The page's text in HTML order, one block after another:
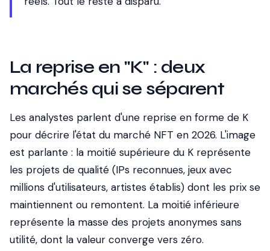
La reprise en "K" : deux
marchés qui se séparent
Les analystes parlent d'une reprise en forme de K
pour décrire l'état du marché NFT en 2026. L'image
est parlante : la moitié supérieure du K représente
les projets de qualité (IPs reconnues, jeux avec
millions d'utilisateurs, artistes établis) dont les prix se
maintiennent ou remontent. La moitié inférieure
représente la masse des projets anonymes sans
utilité, dont la valeur converge vers zéro.